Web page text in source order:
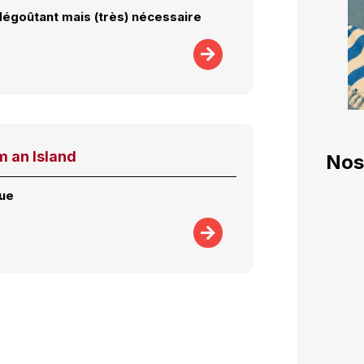
mais (très) nécessaire
an Island